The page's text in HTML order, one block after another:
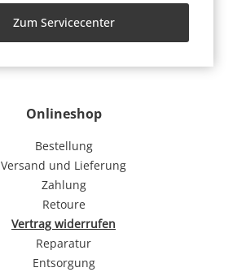
Onlineshop
Bestellung
Versand und Lieferung
Zahlung
Retoure
Vertrag widerrufen
Reparatur
Entsorgung
Zum Servicecenter